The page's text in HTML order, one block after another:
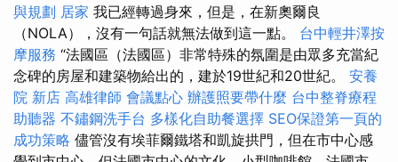
與規劃 居家 我已經轉過身來，但是，在新奧爾良
（NOLA），沒有一句話就無法做到這一點。 台中輕井澤按
摩服務 “法國區（法國區）非常特殊的氛圍是由眾多充當紀
念碑的房屋和建築物給出的，建於19世紀和20世紀。 安養
院 新店 高雄律師 會議點心 辦護照要帶什麼 台中整脊療程
助聽器 不鏽鋼洗手台 多樣化自助餐選擇 SEO保證第一頁的
成功策略 儘管沒有埃菲爾鐵塔和凱旋拱門，但在市中心感